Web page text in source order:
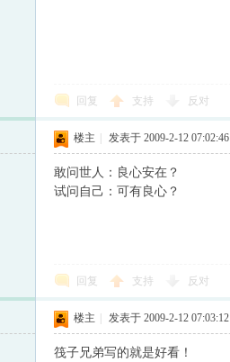
回复 支持 反对
楼主 发表于 2009-2-12 07:02:46
敢问世人：良心安在？
试问自己：可有良心？
回复 支持 反对
楼主 发表于 2009-2-12 07:03:12
筏子兄弟写的就是好看！